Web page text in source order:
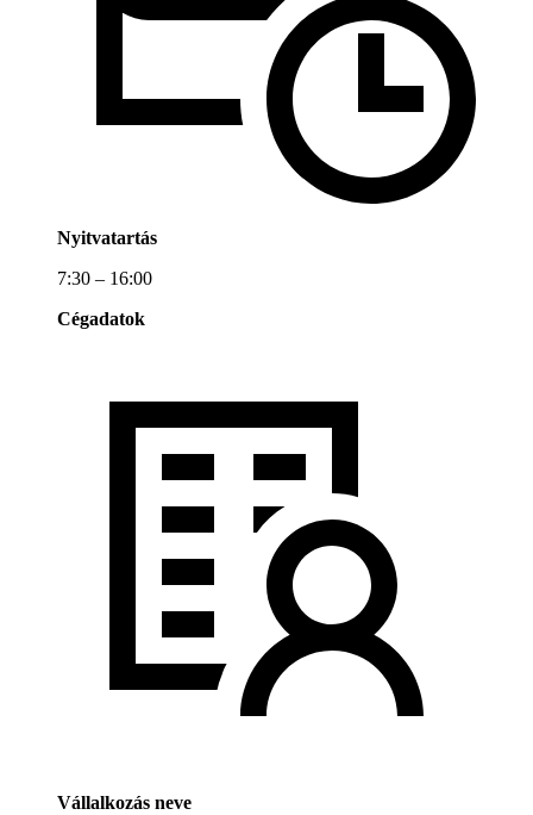
Nyitvatartás
7:30 – 16:00
Cégadatok
Vállalkozás neve